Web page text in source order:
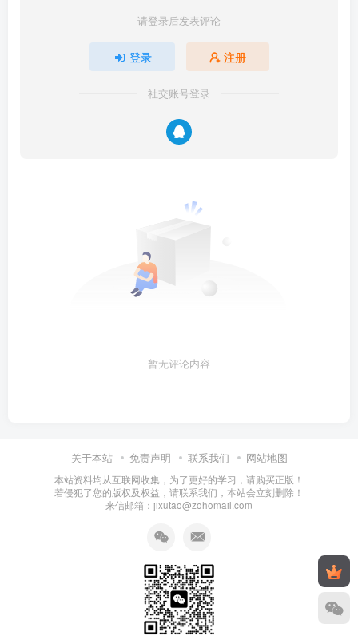
请登录后发表评论
登录 注册
社交账号登录
暂无评论内容
关于本站 免责声明 联系我们 网站地图
本站资料均从互联网收集，为了更好的学习，请购买正版！
若侵犯了您的版权及权益，请联系我们，本站会立刻删除！
来信邮箱：jixutao@zohomail.com